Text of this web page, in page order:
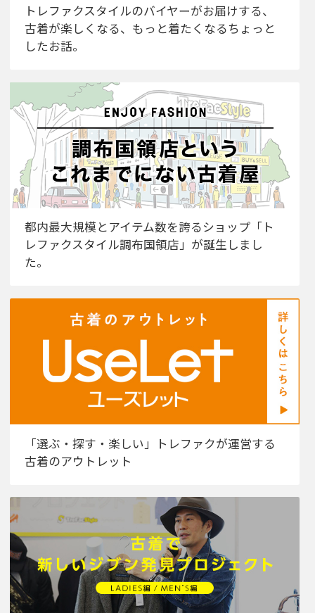
トレファクスタイルのバイヤーがお届けする、
古着が楽しくなる、もっと着たくなるちょっと
したお話。
都内最大規模とアイテム数を誇るショップ「ト
レファクスタイル調布国領店」が誕生しまし
た。
「選ぶ・探す・楽しい」トレファクが運営する
古着のアウトレット